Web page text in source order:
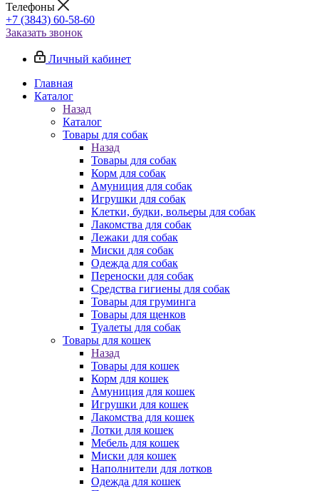
Телефоны
+7 (3843) 60-58-60
Заказать звонок
Личный кабинет
Главная
Каталог
Назад
Каталог
Товары для собак
Назад
Товары для собак
Корм для собак
Амуниция для собак
Игрушки для собак
Клетки, будки, вольеры для собак
Лакомства для собак
Лежаки для собак
Миски для собак
Одежда для собак
Переноски для собак
Средства гигиены для собак
Товары для груминга
Товары для щенков
Туалеты для собак
Товары для кошек
Назад
Товары для кошек
Корм для кошек
Амуниция для кошек
Игрушки для кошек
Лакомства для кошек
Лотки для кошек
Мебель для кошек
Миски для кошек
Наполнители для лотков
Одежда для кошек